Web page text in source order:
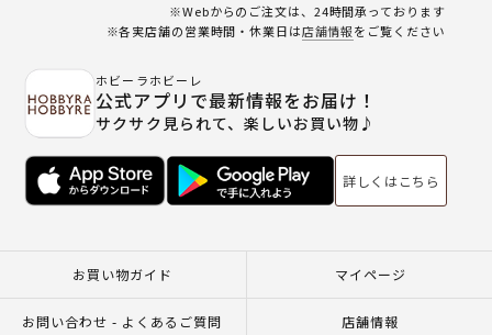
※Webからのご注文は、24時間承っております
※各実店舗の営業時間・休業日は店舗情報をご覧ください
ホビーラホビーレ
公式アプリで最新情報をお届け！
サクサク見られて、楽しいお買い物♪
詳しくはこちら
お買い物ガイド マイページ
お問い合わせ - よくあるご質問 店舗情報